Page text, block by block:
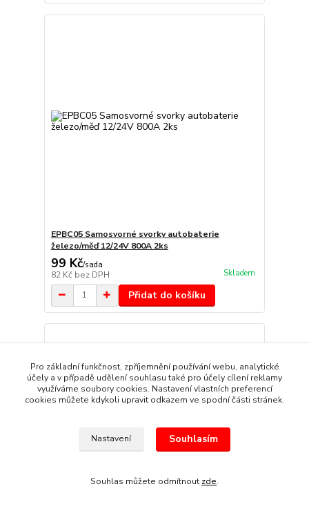
EPBC05 Samosvorné svorky autobaterie
železo/měď 12/24V 800A 2ks
99 Kč/sada
82 Kč bez DPH Skladem
Přidat do košíku
Pro základní funkčnost, zpříjemnění používání webu, analytické
účely a v případě udělení souhlasu také pro účely cílení reklamy
využíváme soubory cookies. Nastavení vlastních preferencí
cookies můžete kdykoli upravit odkazem ve spodní části stránek.
Nastavení Souhlasím
Souhlas můžete odmítnout zde.